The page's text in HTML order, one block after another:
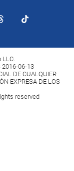
2016-06-13
DE CUALQUIER
EXPRESA DE LOS
reserved